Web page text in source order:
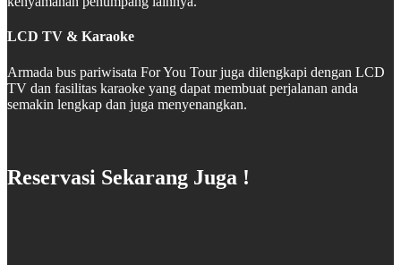
LCD TV & Karaoke
Armada bus pariwisata For You Tour juga dilengkapi dengan LCD
TV dan fasilitas karaoke yang dapat membuat perjalanan anda
semakin lengkap dan juga menyenangkan.
Reservasi Sekarang Juga !